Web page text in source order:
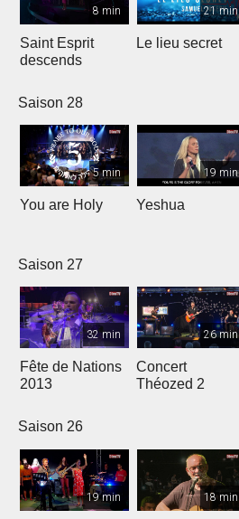
8 min
Saint Esprit
descends
21 min
Le lieu secret
Saison 28
5 min
You are Holy
19 min
Yeshua
Saison 27
32 min
Fête de Nations
2013
26 min
Concert
Théozed 2
Saison 26
19 min 18 min